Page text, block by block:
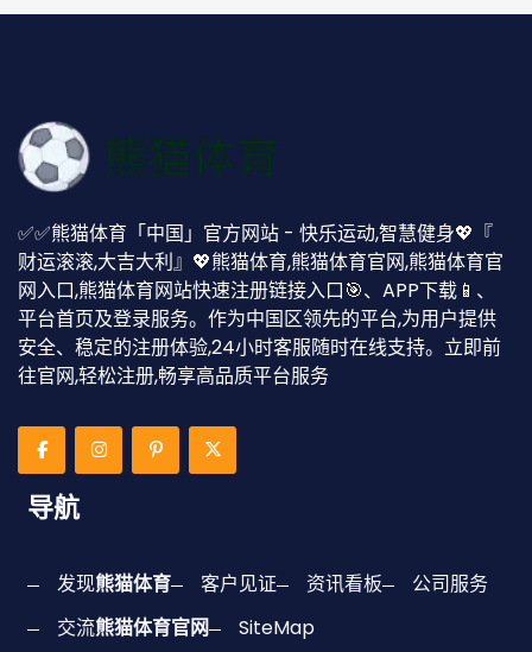
✅✅熊猫体育「中国」官方网站 - 快乐运动,智慧健身💖『
财运滚滚,大吉大利』💖熊猫体育,熊猫体育官网,熊猫体育官
网入口,熊猫体育网站快速注册链接入口🎯、APP下载📱、
平台首页及登录服务。作为中国区领先的平台,为用户提供
安全、稳定的注册体验,24小时客服随时在线支持。立即前
往官网,轻松注册,畅享高品质平台服务
导航
发现熊猫体育 客户见证 资讯看板
公司服务
交流熊猫体育官网 SiteMap